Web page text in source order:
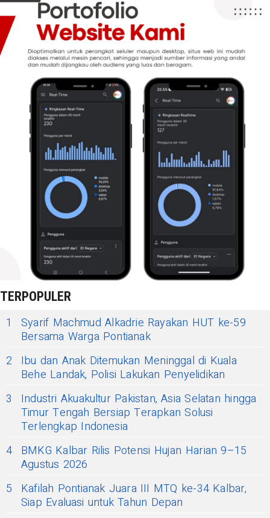
TERPOPULER
1
Syarif Machmud Alkadrie Rayakan HUT ke-59
Bersama Warga Pontianak
2
Ibu dan Anak Ditemukan Meninggal di Kuala
Behe Landak, Polisi Lakukan Penyelidikan
3
Industri Akuakultur Pakistan, Asia Selatan hingga
Timur Tengah Bersiap Terapkan Solusi
Terlengkap Indonesia
4 BMKG Kalbar Rilis Potensi Hujan Harian 9–15
Agustus 2026
5
Kafilah Pontianak Juara III MTQ ke-34 Kalbar,
Siap Evaluasi untuk Tahun Depan